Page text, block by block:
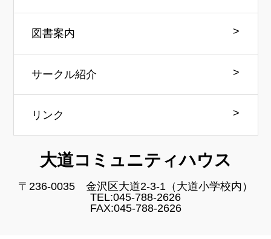
図書案内
サークル紹介
リンク
大道コミュニティハウス
〒236-0035 金沢区大道2-3-1（大道小学校内）
TEL:045-788-2626
FAX:045-788-2626